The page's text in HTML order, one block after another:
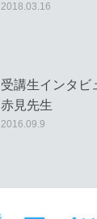
2018.03.16
受講生インタ
赤見先生
2016.09.9